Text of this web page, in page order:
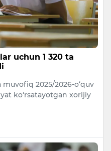
uchun 1 320 ta
2025/2026-o‘quv
ko‘rsatayotgan xorijiy